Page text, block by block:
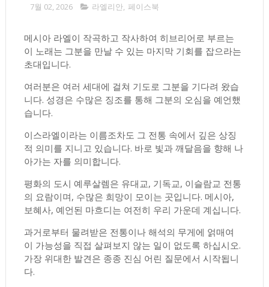
7월 02, 2026 라엘리안, 페이스북
메시아 라엘이 작곡하고 작사하여 히브리어로 부르는
이 노래는 그분을 만날 수 있는 마지막 기회를 잡으라는
초대입니다.
여러분은 여러 세대에 걸쳐 기도로 그분을 기다려 왔습
니다. 성경은 수많은 징조를 통해 그분의 오심을 예언했
습니다.
이스라엘이라는 이름조차도 그 전통 속에서 깊은 상징
적 의미를 지니고 있습니다. 바로 빛과 깨달음을 향해 나
아가는 자를 의미합니다.
평화의 도시 예루살렘은 유대교, 기독교, 이슬람교 전통
의 요람이며, 수많은 희망이 모이는 곳입니다. 메시아,
보혜사, 예언된 마흐디는 여전히 우리 가운데 계십니다.
과거로부터 물려받은 전통이나 해석의 무게에 얽매여
이 가능성을 직접 살펴보지 않는 일이 없도록 하십시오.
가장 위대한 발견은 종종 진심 어린 질문에서 시작됩니
다.